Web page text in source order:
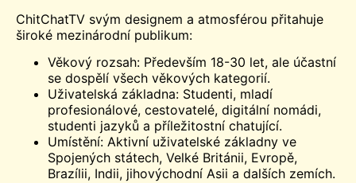
ChitChatTV svým designem a atmosférou přitahuje
široké mezinárodní publikum:
Věkový rozsah: Především 18-30 let, ale účastní
se dospělí všech věkových kategorií.
Uživatelská základna: Studenti, mladí
profesionálové, cestovatelé, digitální nomádi,
studenti jazyků a příležitostní chatující.
Umístění: Aktivní uživatelské základny ve
Spojených státech, Velké Británii, Evropě,
Brazílii, Indii, jihovýchodní Asii a dalších zemích.